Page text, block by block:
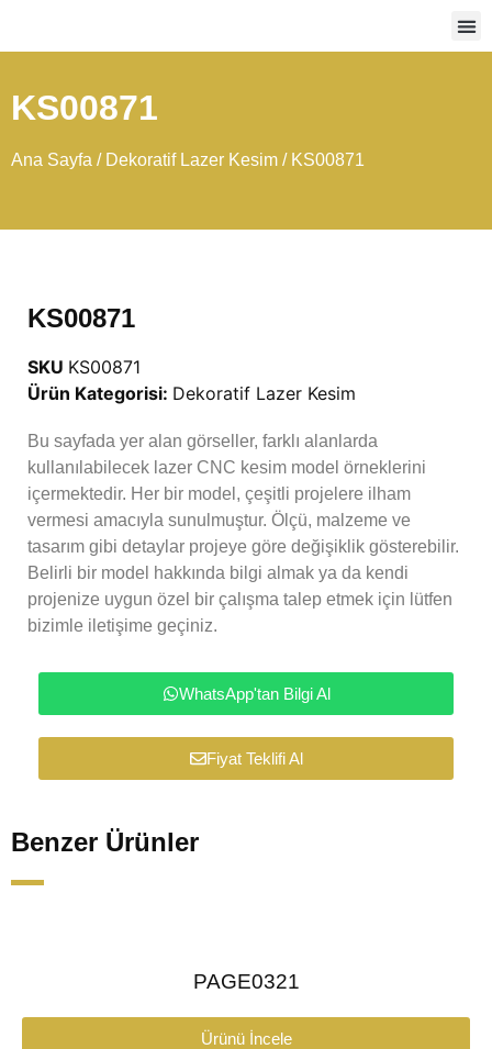
KS00871
Ana Sayfa / Dekoratif Lazer Kesim / KS00871
KS00871
SKU KS00871
Ürün Kategorisi: Dekoratif Lazer Kesim
Bu sayfada yer alan görseller, farklı alanlarda
kullanılabilecek lazer CNC kesim model örneklerini
içermektedir. Her bir model, çeşitli projelere ilham
vermesi amacıyla sunulmuştur. Ölçü, malzeme ve
tasarım gibi detaylar projeye göre değişiklik gösterebilir.
Belirli bir model hakkında bilgi almak ya da kendi
projenize uygun özel bir çalışma talep etmek için lütfen
bizimle iletişime geçiniz.
WhatsApp'tan Bilgi Al
Fiyat Teklifi Al
Benzer Ürünler
PAGE0321
Ürünü İncele